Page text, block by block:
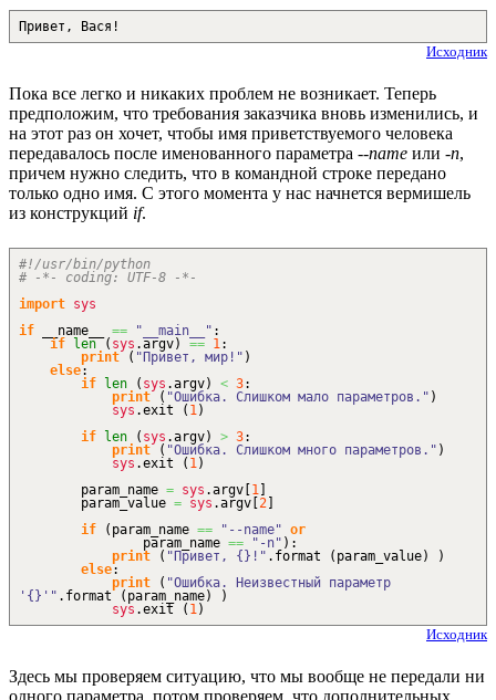
Привет, Вася!
Исходник
Пока все легко и никаких проблем не возникает. Теперь
предположим, что требования заказчика вновь изменились, и
на этот раз он хочет, чтобы имя приветствуемого человека
передавалось после именованного параметра --name или -n,
причем нужно следить, что в командной строке передано
только одно имя. С этого момента у нас начнется вермишель
из конструкций if.
#!/usr/bin/python
# -*- coding: UTF-8 -*-
import sys
if __name__ == "__main__" :
if len ( sys .argv) == 1 :
print
( "Привет, мир!" )
else:
if len ( sys .argv) < 3:
print
( "Ошибка. Слишком мало параметров." )
sys .exit ( 1 )
if len ( sys .argv) > 3:
print
( "Ошибка. Слишком много параметров." )
sys .exit ( 1 )
param_name = sys .argv [1 ]
param_value = sys .argv [2]
if
( param_name == "--name" or
param_name == "-n" ) :
print
( "Привет, {}!" . format ( param_value)
)
else:
print
( "Ошибка. Неизвестный параметр
'{}'" . format ( param_name)
)
sys .exit ( 1 )
Исходник
Здесь мы проверяем ситуацию, что мы вообще не передали ни
одного параметра, потом проверяем, что дополнительных